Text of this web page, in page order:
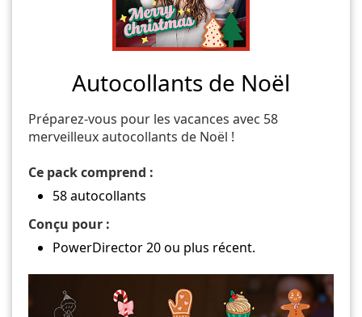
Autocollants de Noël
Préparez-vous pour les vacances avec 58
merveilleux autocollants de Noël !
Ce pack comprend :
58 autocollants
Conçu pour :
PowerDirector 20 ou plus récent.